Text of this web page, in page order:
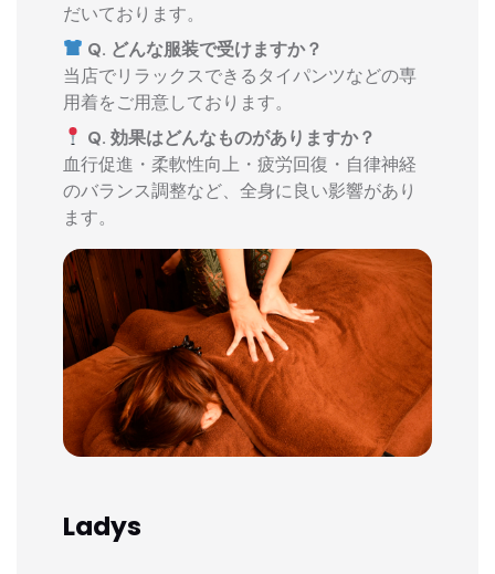
だいております。
Q. どんな服装で受けますか？
当店でリラックスできるタイパンツなどの専
用着をご用意しております。
Q. 効果はどんなものがありますか？
血行促進・柔軟性向上・疲労回復・自律神経
のバランス調整など、全身に良い影響があり
ます。
Ladys